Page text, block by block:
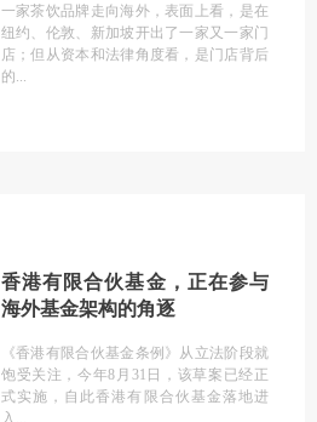
一家茶饮品牌走向海外，表面上看，是在
纽约、伦敦、新加坡开出了一家又一家门
店；但从资本和法律角度看，是门店背后
的
香港有限合伙基金，正在参与
海外基金架构的角逐
《香港有限合伙基金条例》从立法阶段就
饱受关注，今年8月31日，该草案已经正
式实施，自此香港有限合伙基金落地进
入